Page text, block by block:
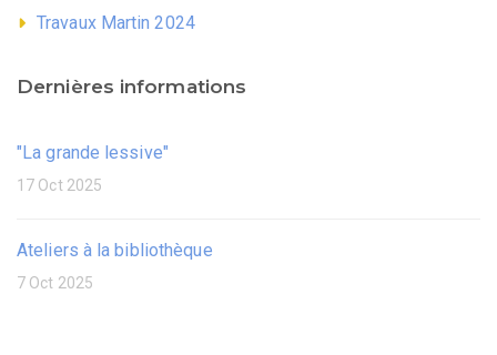
Travaux Martin 2024
Dernières informations
"La grande lessive"
17 Oct 2025
Ateliers à la bibliothèque
7 Oct 2025